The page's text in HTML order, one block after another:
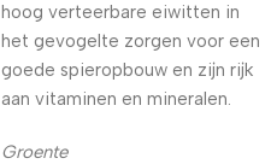
hoog verteerbare eiwitten in
het gevogelte zorgen voor een
goede spieropbouw en zijn rijk
aan vitaminen en mineralen.
Groente